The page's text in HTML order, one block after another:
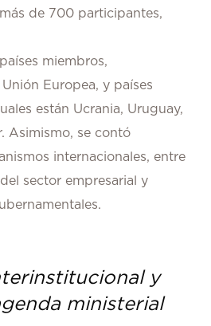
de 700 participantes,
miembros,
Europea, y países
están Ucrania, Uruguay,
Asimismo, se contó
internacionales, entre
sector empresarial y
y
ministerial